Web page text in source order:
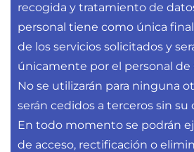
recogida y tratamiento de
personal tiene como única
de los servicios solicitados y
únicamente por el personal de
No se utilizarán para ninguna
serán cedidos a terceros sin
En todo momento se podrán
de acceso, rectificación o